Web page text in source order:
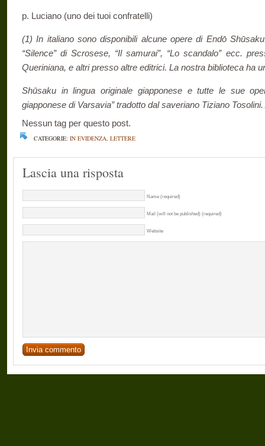
p. Luciano (uno dei tuoi confratelli)
(1) In italiano sono disponibili alcune opere di Endō
“Silence” di Scrosese, “Il samurai”, “Lo scandalo” ecc.
Queriniana, e altri presso altre editrici. La nostra biblioteca ha
Shūsaku in lingua originale giapponese e tutte le sue
giapponese di Varsavia” tradotto dal saveriano Tiziano
Nessun tag per questo post.
CATEGORIE: IN EVIDENZA, LETTERE
Lascia una risposta
Name (required)
Mail (will not be published) (required)
Website